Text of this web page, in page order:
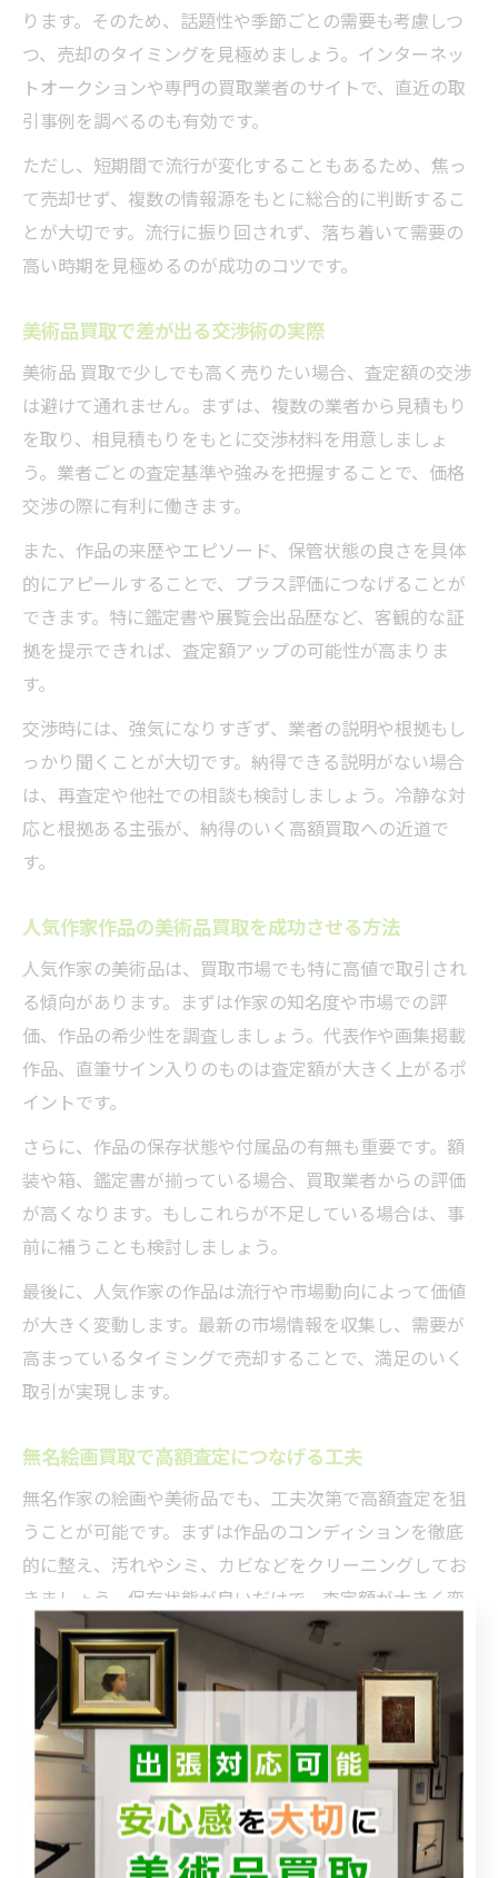
ります。そのため、話題性や季節ごとの需要も考慮しつ
つ、売却のタイミングを見極めましょう。インターネッ
トオークションや専門の買取業者のサイトで、直近の取
引事例を調べるのも有効です。
ただし、短期間で流行が変化することもあるため、焦っ
て売却せず、複数の情報源をもとに総合的に判断するこ
とが大切です。流行に振り回されず、落ち着いて需要の
高い時期を見極めるのが成功のコツです。
美術品買取で差が出る交渉術の実際
美術品 買取で少しでも高く売りたい場合、査定額の交渉
は避けて通れません。まずは、複数の業者から見積もり
を取り、相見積もりをもとに交渉材料を用意しましょ
う。業者ごとの査定基準や強みを把握することで、価格
交渉の際に有利に働きます。
また、作品の来歴やエピソード、保管状態の良さを具体
的にアピールすることで、プラス評価につなげることが
できます。特に鑑定書や展覧会出品歴など、客観的な証
拠を提示できれば、査定額アップの可能性が高まりま
す。
交渉時には、強気になりすぎず、業者の説明や根拠もし
っかり聞くことが大切です。納得できる説明がない場合
は、再査定や他社での相談も検討しましょう。冷静な対
応と根拠ある主張が、納得のいく高額買取への近道で
す。
人気作家作品の美術品買取を成功させる方法
人気作家の美術品は、買取市場でも特に高値で取引され
る傾向があります。まずは作家の知名度や市場での評
価、作品の希少性を調査しましょう。代表作や画集掲載
作品、直筆サイン入りのものは査定額が大きく上がるポ
イントです。
さらに、作品の保存状態や付属品の有無も重要です。額
装や箱、鑑定書が揃っている場合、買取業者からの評価
が高くなります。もしこれらが不足している場合は、事
前に補うことも検討しましょう。
最後に、人気作家の作品は流行や市場動向によって価値
が大きく変動します。最新の市場情報を収集し、需要が
高まっているタイミングで売却することで、満足のいく
取引が実現します。
無名絵画買取で高額査定につなげる工夫
無名作家の絵画や美術品でも、工夫次第で高額査定を狙
うことが可能です。まずは作品のコンディションを徹底
的に整え、汚れやシミ、カビなどをクリーニングしてお
きましょう。保存状態が良いだけで、査定額が大きく変
わるケースもあります。
また、作品の特徴や技法、制作背景など、他にはない魅
力を丁寧に伝えることも重要です。業者によっては、独
自の販売ルートや専門バイヤーを抱えているため、マッ
チする顧客がいれば相場以上の価格で買い取られること
も期待できます。
無名絵画の買取は、一度の査定で諦めず、複数の業者に